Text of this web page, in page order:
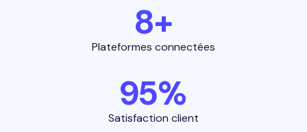
8+
Plateformes connectées
95%
Satisfaction client